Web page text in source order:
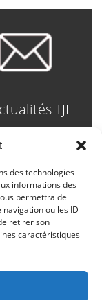
des technologies
informations des
permettra de
ou les ID
retirer son
caractéristiques
TJL
90